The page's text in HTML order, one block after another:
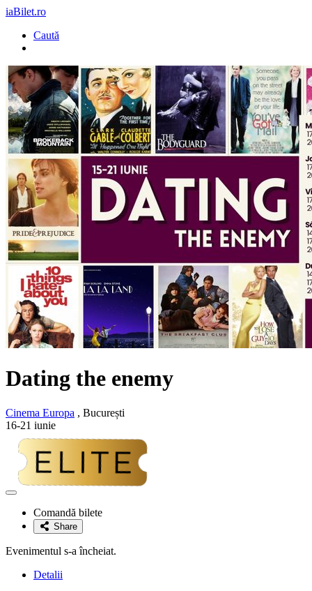
iaBilet.ro
Caută
Dating the enemy
Cinema Europa , București
16-21 iunie
Adaugă
favoriteComandă bilete
Share
Evenimentul s-a încheiat.
Detalii